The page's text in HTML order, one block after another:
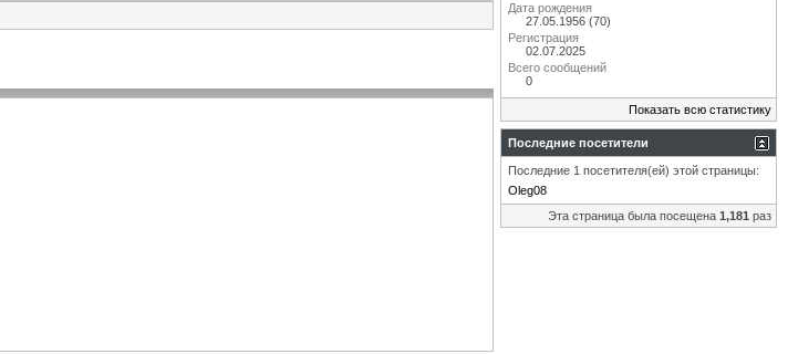
Дата рождения
27.05.1956 (70)
Регистрация
02.07.2025
Всего сообщений
0
Показать всю статистику
Последние посетители
Последние 1 посетителя(ей) этой страницы:
Oleg08
Эта страница была посещена 1,181 раз